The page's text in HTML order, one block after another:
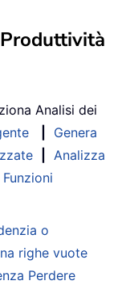
Analisi dei
Genera
Analizza
o
righe vuote
Perdere